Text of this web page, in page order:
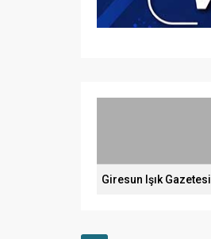
Giresun Işık Gazetesi